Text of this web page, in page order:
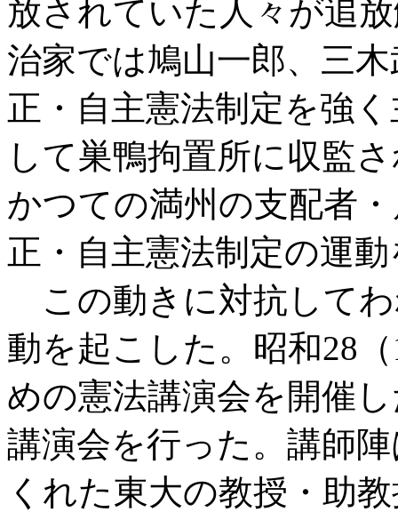
放されていた人々が追
治家では鳩山一郎、三
正・自主憲法制定を強
して巣鴨拘置所に収監
かつての満州の支配者
正・自主憲法制定の運
この動きに対抗して
動を起こした。昭和28
めの憲法講演会を開催
講演会を行った。講師
くれた東大の教授・助